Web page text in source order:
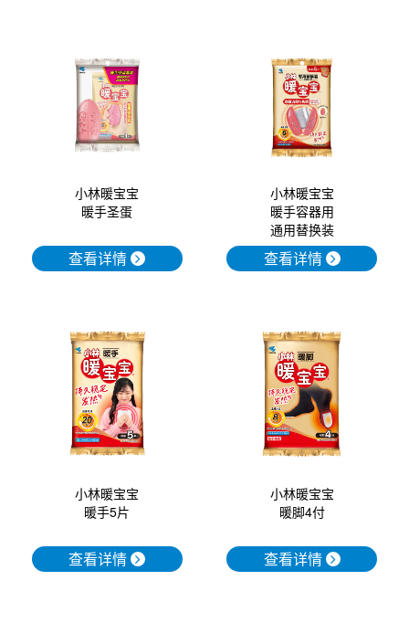
小林暖宝宝
暖手圣蛋
查看详情
小林暖宝宝
暖手容器用
通用替换装
查看详情
小林暖宝宝
暖手5片
查看详情
小林暖宝宝
暖脚4付
查看详情